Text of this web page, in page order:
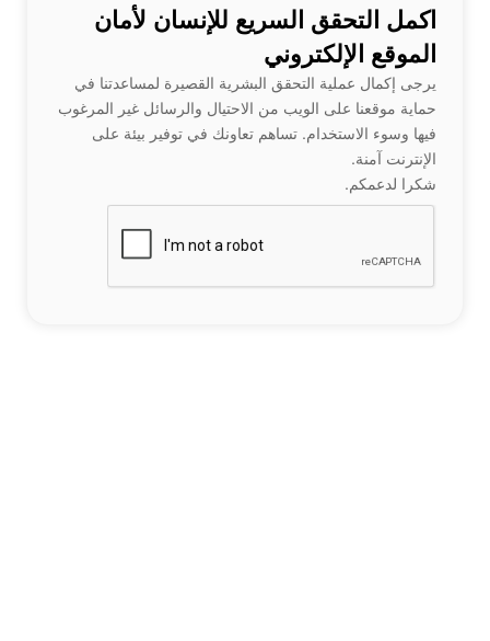
اكمل التحقق السريع للإنسان لأمان
الموقع الإلكتروني
يرجى إكمال عملية التحقق البشرية القصيرة لمساعدتنا في
حماية موقعنا على الويب من الاحتيال والرسائل غير المرغوب
فيها وسوء الاستخدام. تساهم تعاونك في توفير بيئة على
الإنترنت آمنة.
شكرا لدعمكم.